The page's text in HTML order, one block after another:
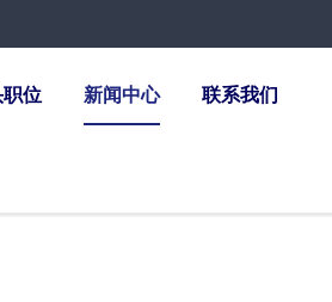
位 新闻中心 联系我们